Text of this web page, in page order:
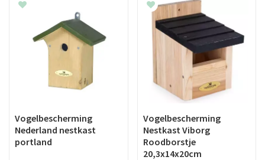
Vogelbescherming
Nederland nestkast
portland
Vogelbescherming
Nestkast Viborg
Roodborstje
20,3x14x20cm